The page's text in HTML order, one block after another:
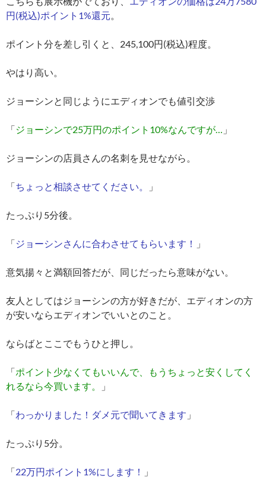
円(税込)ポイント1%還元。
ポイント分を差し引くと、245,100円(税込)程度。
やはり高い。
ジョーシンと同じようにエディオンでも値引交渉
「ジョーシンで25万円のポイント10%なんですが… 」
ジョーシンの店員さんの名刺を見せながら。
「ちょっと相談させてください。 」
たっぷり5分後。
「ジョーシンさんに合わさせてもらいます！ 」
意気揚々と満額回答だが、同じだったら意味がない。
友人としてはジョーシンの方が好きだが、エディオンの方
が安いならエディオンでいいとのこと。
ならばとここでもうひと押し。
「ポイント少なくてもいいんで、もうちょっと安くしてく
れるなら今買います。
」
「わっかりました！ダメ元で聞いてきます 」
たっぷり5分。
「22万円ポイント1%にします！ 」